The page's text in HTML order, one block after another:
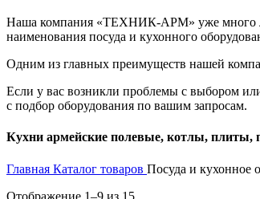
Наша компания «ТЕХНИК-АРМ» уже много
наименования посуда и кухонного
Одним из главных преимуществ нашей
Если у вас возникли проблемы с выбором
с подбор оборудования по вашим запросам.
Кухни армейские полевые, котлы, плиты,
Главная Каталог товаров Посуда и кухонное
Отображение 1–9 из 15